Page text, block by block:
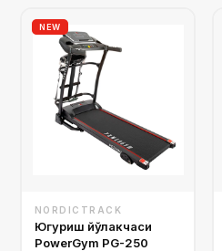
NEW
NORDICTRACK
Югуриш йўлакчаси
PowerGym PG-250